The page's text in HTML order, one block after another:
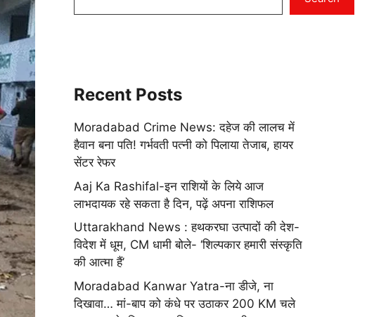
Recent Posts
Moradabad Crime News: दहेज की लालच में
हैवान बना पति! गर्भवती पत्नी को पिलाया तेजाब, हायर
सेंटर रेफर
Aaj Ka Rashifal-इन राशियों के लिये आज
लाभदायक रहे सकता है दिन, पढ़ें अपना राशिफल
Uttarakhand News : हथकरघा उत्पादों की देश-
विदेश में धूम, CM धामी बोले- ‘शिल्पकार हमारी संस्कृति
की आत्मा हैं’
Moradabad Kanwar Yatra-ना डीजे, ना
दिखावा… मां-बाप को कंधे पर उठाकर 200 KM चले